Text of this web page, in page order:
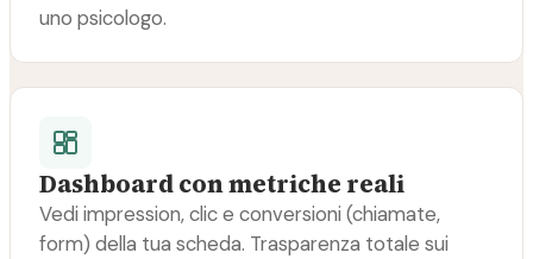
uno psicologo.
Dashboard con metriche reali
Vedi impression, clic e conversioni (chiamate,
form) della tua scheda. Trasparenza totale sui